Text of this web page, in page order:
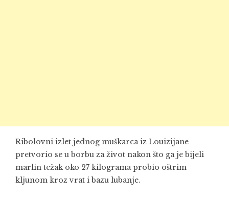
Ribolovni izlet jednog muškarca iz Louizijane
pretvorio se u borbu za život nakon što ga je bijeli
marlin težak oko 27 kilograma probio oštrim
kljunom kroz vrat i bazu lubanje.